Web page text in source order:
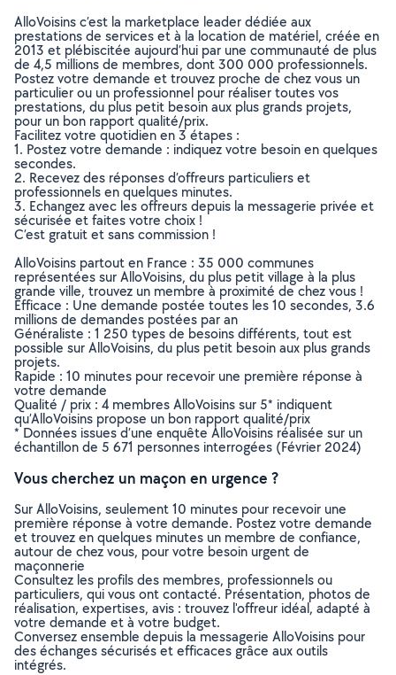
AlloVoisins c’est la marketplace leader dédiée aux
prestations de services et à la location de matériel, créée en
2013 et plébiscitée aujourd’hui par une communauté de plus
de 4,5 millions de membres, dont 300 000 professionnels.
Postez votre demande et trouvez proche de chez vous un
particulier ou un professionnel pour réaliser toutes vos
prestations, du plus petit besoin aux plus grands projets,
pour un bon rapport qualité/prix.
Facilitez votre quotidien en 3 étapes :
1. Postez votre demande : indiquez votre besoin en quelques
secondes.
2. Recevez des réponses d’offreurs particuliers et
professionnels en quelques minutes.
3. Echangez avec les offreurs depuis la messagerie privée et
sécurisée et faites votre choix !
C’est gratuit et sans commission !
AlloVoisins partout en France : 35 000 communes
représentées sur AlloVoisins, du plus petit village à la plus
grande ville, trouvez un membre à proximité de chez vous !
Efficace : Une demande postée toutes les 10 secondes, 3.6
millions de demandes postées par an
Généraliste : 1 250 types de besoins différents, tout est
possible sur AlloVoisins, du plus petit besoin aux plus grands
projets.
Rapide : 10 minutes pour recevoir une première réponse à
votre demande
Qualité / prix : 4 membres AlloVoisins sur 5* indiquent
qu’AlloVoisins propose un bon rapport qualité/prix
* Données issues d’une enquête AlloVoisins réalisée sur un
échantillon de 5 671 personnes interrogées (Février 2024)
Vous cherchez un maçon en urgence ?
Sur AlloVoisins, seulement 10 minutes pour recevoir une
première réponse à votre demande. Postez votre demande
et trouvez en quelques minutes un membre de confiance,
autour de chez vous, pour votre besoin urgent de
maçonnerie
Consultez les profils des membres, professionnels ou
particuliers, qui vous ont contacté. Présentation, photos de
réalisation, expertises, avis : trouvez l'offreur idéal, adapté à
votre demande et à votre budget.
Conversez ensemble depuis la messagerie AlloVoisins pour
des échanges sécurisés et efficaces grâce aux outils
intégrés.